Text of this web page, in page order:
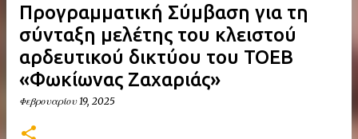
Προγραμματική Σύμβαση για τη
σύνταξη μελέτης του κλειστού
αρδευτικού δικτύου του ΤΟΕΒ
«Φωκίωνας Ζαχαριάς»
Φεβρουαρίου 19, 2025